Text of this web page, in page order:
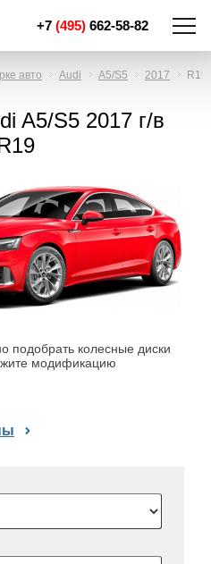
+7 (495) 662-58-82
авто Audi A5/S5 2017 R19
A5/S5 2017 г/в
подобрать колесные диски
модификацию